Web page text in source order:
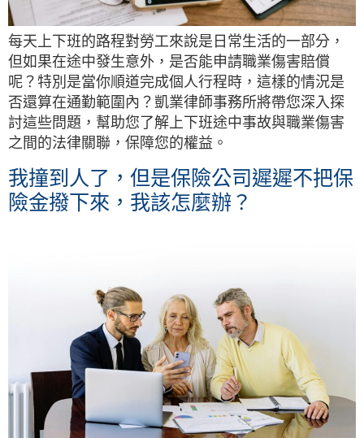
每天上下班的路程對勞工來說是日常生活的一部分，
但如果在途中發生意外，是否能申請職業傷害賠償
呢？特別是當你順道完成個人行程時，這樣的情況是
否還算在通勤範圍內？凱業律師事務所將帶您深入探
討這些問題，幫助您了解上下班途中事故與職業傷害
之間的法律關聯，保障您的權益。
我撞到人了，但是保險公司遲遲不把保
險金撥下來，我該怎麼辦？